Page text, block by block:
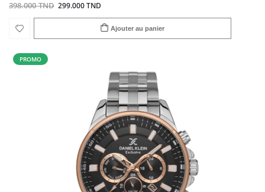
398.000 TND 299.000 TND
Ajouter au panier
PROMO